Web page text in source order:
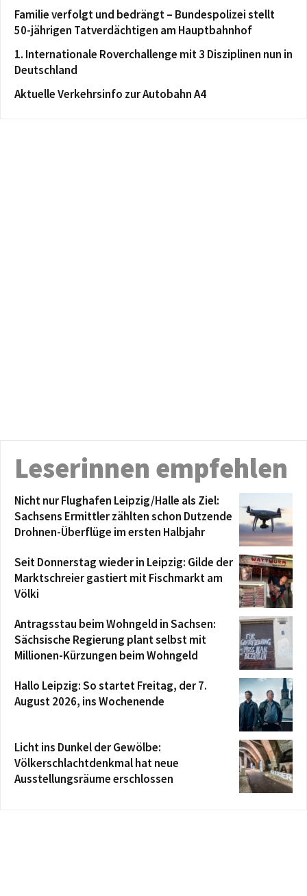
Familie verfolgt und bedrängt – Bundespolizei stellt
50-jährigen Tatverdächtigen am Hauptbahnhof
1. Internationale Roverchallenge mit 3 Disziplinen nun in
Deutschland
Aktuelle Verkehrsinfo zur Autobahn A4
Leserinnen empfehlen
Nicht nur Flughafen Leipzig/Halle als Ziel:
Sachsens Ermittler zählten schon Dutzende
Drohnen-Überflüge im ersten Halbjahr
Seit Donnerstag wieder in Leipzig: Gilde der
Marktschreier gastiert mit Fischmarkt am
Völki
Antragsstau beim Wohngeld in Sachsen:
Sächsische Regierung plant selbst mit
Millionen-Kürzungen beim Wohngeld
Hallo Leipzig: So startet Freitag, der 7.
August 2026, ins Wochenende
Licht ins Dunkel der Gewölbe:
Völkerschlachtdenkmal hat neue
Ausstellungsräume erschlossen